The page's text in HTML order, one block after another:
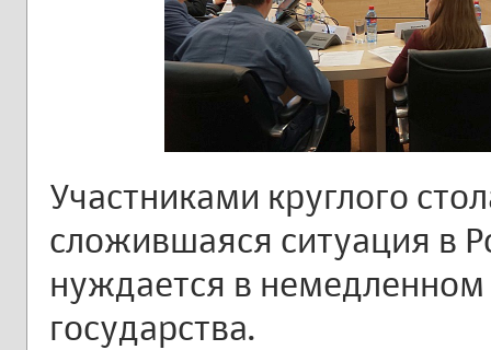
Участниками круглого
сложившаяся ситуация в
нуждается в
государства.